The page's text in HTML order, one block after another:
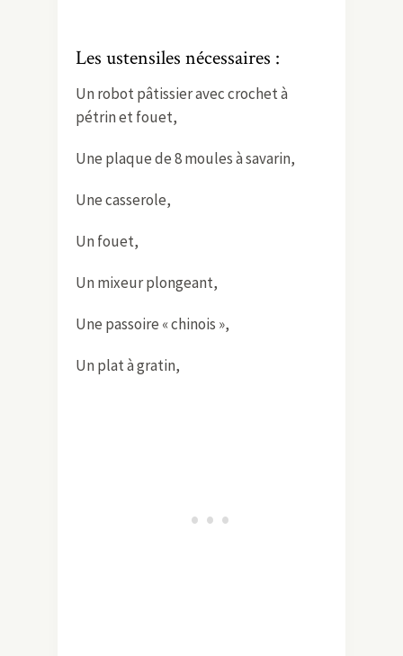
Les ustensiles nécessaires :
Un robot pâtissier avec crochet à
pétrin et fouet,
Une plaque de 8 moules à savarin,
Une casserole,
Un fouet,
Un mixeur plongeant,
Une passoire « chinois »,
Un plat à gratin,